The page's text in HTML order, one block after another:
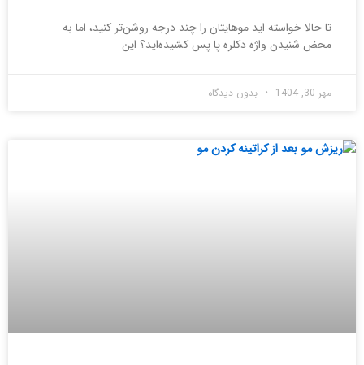
تا حالا خواسته اید موهایتان را چند درجه روشن‌تر کنید، اما به
محض شنیدن واژه دکلره پا پس کشیده‌اید؟ این
مهر 30, 1404 بدون دیدگاه